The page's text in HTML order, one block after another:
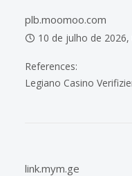
plb.moomoo.com
10 de julho de 2026,
References:
Legiano Casino
link.mym.ge